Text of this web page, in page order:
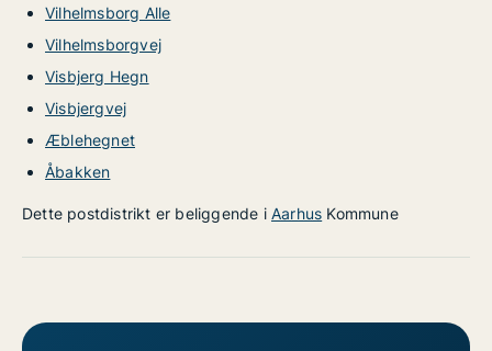
Vilhelmsborg Alle
Vilhelmsborgvej
Visbjerg Hegn
Visbjergvej
Æblehegnet
Åbakken
Dette postdistrikt er beliggende i Aarhus Kommune